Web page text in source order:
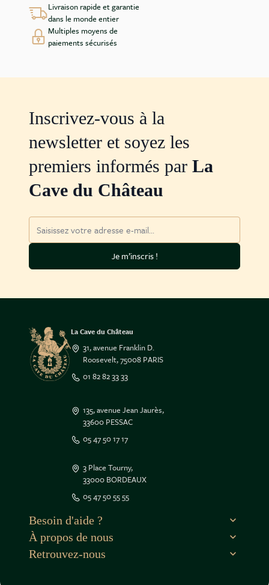
le contenu de ce site vous intéresse
on aimerait bien vous accompagner
par la suite, cliquez sur le lien
dans le pied de page.
Livraison rapide et garantie
dans le monde entier
Multiples moyens de
paiements sécurisés
Inscrivez-vous à la
newsletter et soyez les
premiers informés par La
Cave du Château
Je m’inscris !
La Cave du Château
31, avenue Franklin D.
Roosevelt, 75008 PARIS
01 82 82 33 33
135, avenue Jean Jaurès,
33600 PESSAC
05 47 50 17 17
3 Place Tourny,
33000 BORDEAUX
05 47 50 55 55
Besoin d'aide ?
À propos de nous
Retrouvez-nous